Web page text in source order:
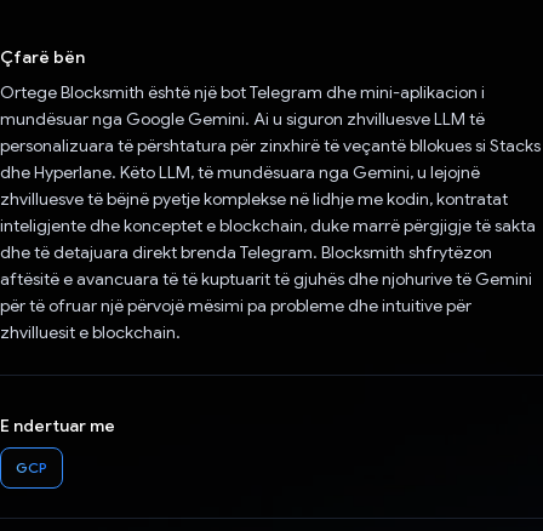
Çfarë bën
Ortege Blocksmith është një bot Telegram dhe mini-aplikacion i
mundësuar nga Google Gemini. Ai u siguron zhvilluesve LLM të
personalizuara të përshtatura për zinxhirë të veçantë bllokues si Stacks
dhe Hyperlane. Këto LLM, të mundësuara nga Gemini, u lejojnë
zhvilluesve të bëjnë pyetje komplekse në lidhje me kodin, kontratat
inteligjente dhe konceptet e blockchain, duke marrë përgjigje të sakta
dhe të detajuara direkt brenda Telegram. Blocksmith shfrytëzon
aftësitë e avancuara të të kuptuarit të gjuhës dhe njohurive të Gemini
për të ofruar një përvojë mësimi pa probleme dhe intuitive për
zhvilluesit e blockchain.
E ndertuar me
GCP